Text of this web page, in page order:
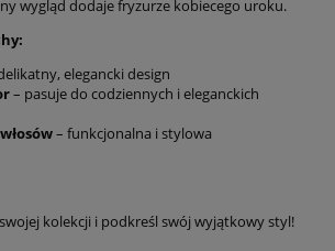
wygląd dodaje fryzurze kobiecego uroku.
elegancki design
– pasuje do codziennych i eleganckich
– funkcjonalna i stylowa
kolekcji i podkreśl swój wyjątkowy styl!